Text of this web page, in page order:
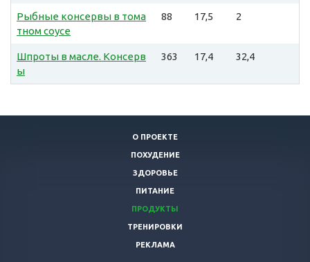
Рыбные консервы в тома
тном соусе
88 17,5 2
Шпроты в масле. Консерв
ы
363 17,4 32,4
О ПРОЕКТЕ
ПОХУДЕНИЕ
ЗДОРОВЬЕ
ПИТАНИЕ
ПРОДУКТЫ
ТРЕНИРОВКИ
РЕКЛАМА